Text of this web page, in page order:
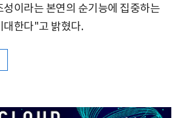
이라는 본연의 순기능에 집중하는
대한다"고 밝혔다.